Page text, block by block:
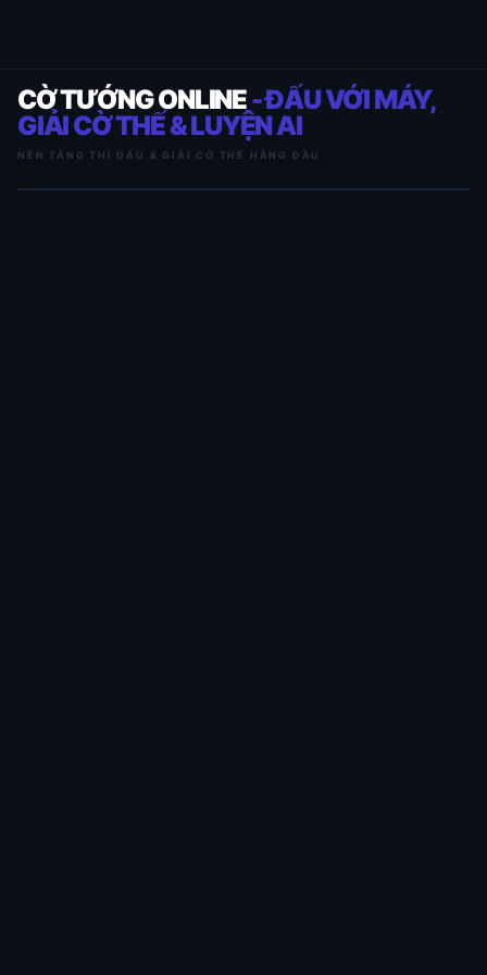
CỜ TƯỚNG ONLINE- ĐẤU VỚI MÁY,
GIẢI CỜ THẾ & LUYỆN AI
NỀN TẢNG THI ĐẤU & GIẢI CỜ THẾ HÀNG ĐẦU